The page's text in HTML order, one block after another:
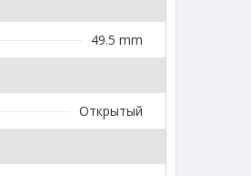
49.5 mm
Открытый